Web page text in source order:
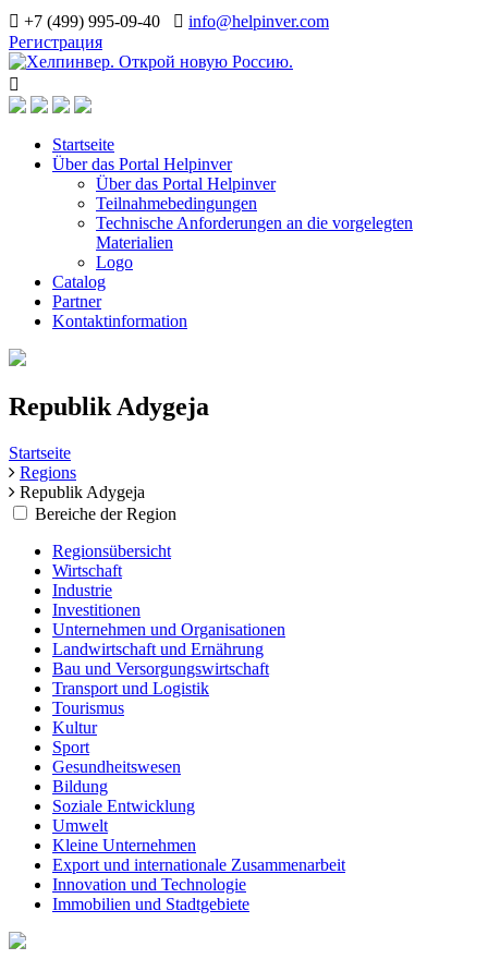
+7 (499) 995-09-40
info@helpinver.com
Регистрация
Startseite
Über das Portal Helpinver
Über das Portal Helpinver
Teilnahmebedingungen
Technische Anforderungen an die vorgelegten
Materialien
Logo
Catalog
Partner
Kontaktinformation
Republik Adygeja
Startseite
Regions
Republik Adygeja
Bereiche der Region
Regionsübersicht
Wirtschaft
Industrie
Investitionen
Unternehmen und Organisationen
Landwirtschaft und Ernährung
Bau und Versorgungswirtschaft
Transport und Logistik
Tourismus
Kultur
Sport
Gesundheitswesen
Bildung
Soziale Entwicklung
Umwelt
Kleine Unternehmen
Export und internationale Zusammenarbeit
Innovation und Technologie
Immobilien und Stadtgebiete